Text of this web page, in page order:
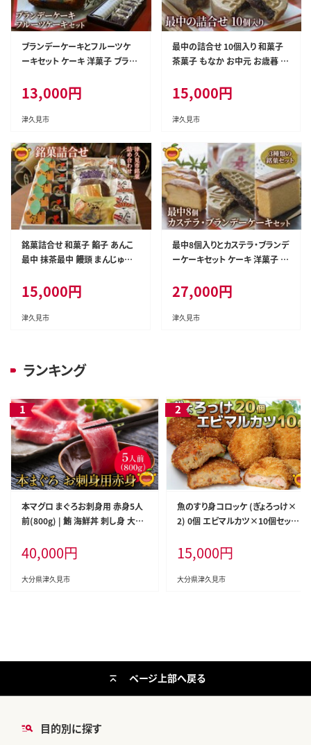
ブランデーケーキとフルーツケ
ーキセット ケーキ 洋菓子 ブラン
イーツ 詰め合わせ ギフト 贈り物
大分県産 九州産 津久見市 熨斗
対応
13,000円
津久見市
最中の詰合せ 10個入り 和菓子
茶菓子 もなか お中元 お歳暮 ギ
久見市 熨斗対応
15,000円
津久見市
銘菓詰合せ 和菓子 餡子 あんこ
最中 抹茶最中 饅頭 まんじゅう
合わせ 贈り物 大分県産 九州産
津久見市 熨斗対応
15,000円
津久見市
最中8個入りとカステラ・ブランデ
ーケーキセット ケーキ 洋菓子 ブ
合わせ ギフト 贈り物 大分県産
九州産 津久見市 熨斗対応
27,000円
津久見市
ランキング
本マグロ まぐろお刺身用 赤身5人
前(800g) | 鮪 海鮮丼 刺し身 大分
40,000円
大分県津久見市
魚のすり身コロッケ (ぎょろっけ×
2) 0個 エビマルカツ×10個セット |
見市 国産
15,000円
大分県津久見市
目的別に探す
ページ上部へ戻る